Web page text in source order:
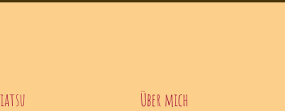
Über mich